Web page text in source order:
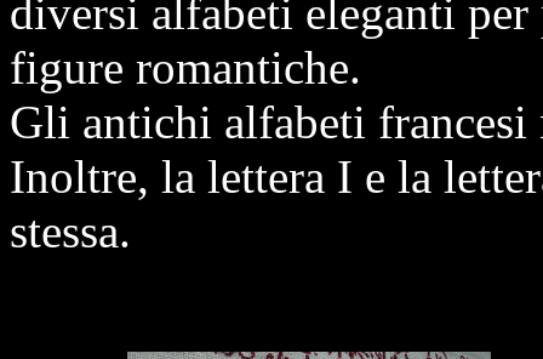
diversi alfabeti eleganti
figure romantiche.
Gli antichi alfabeti francesi
Inoltre, la lettera I e la
stessa.